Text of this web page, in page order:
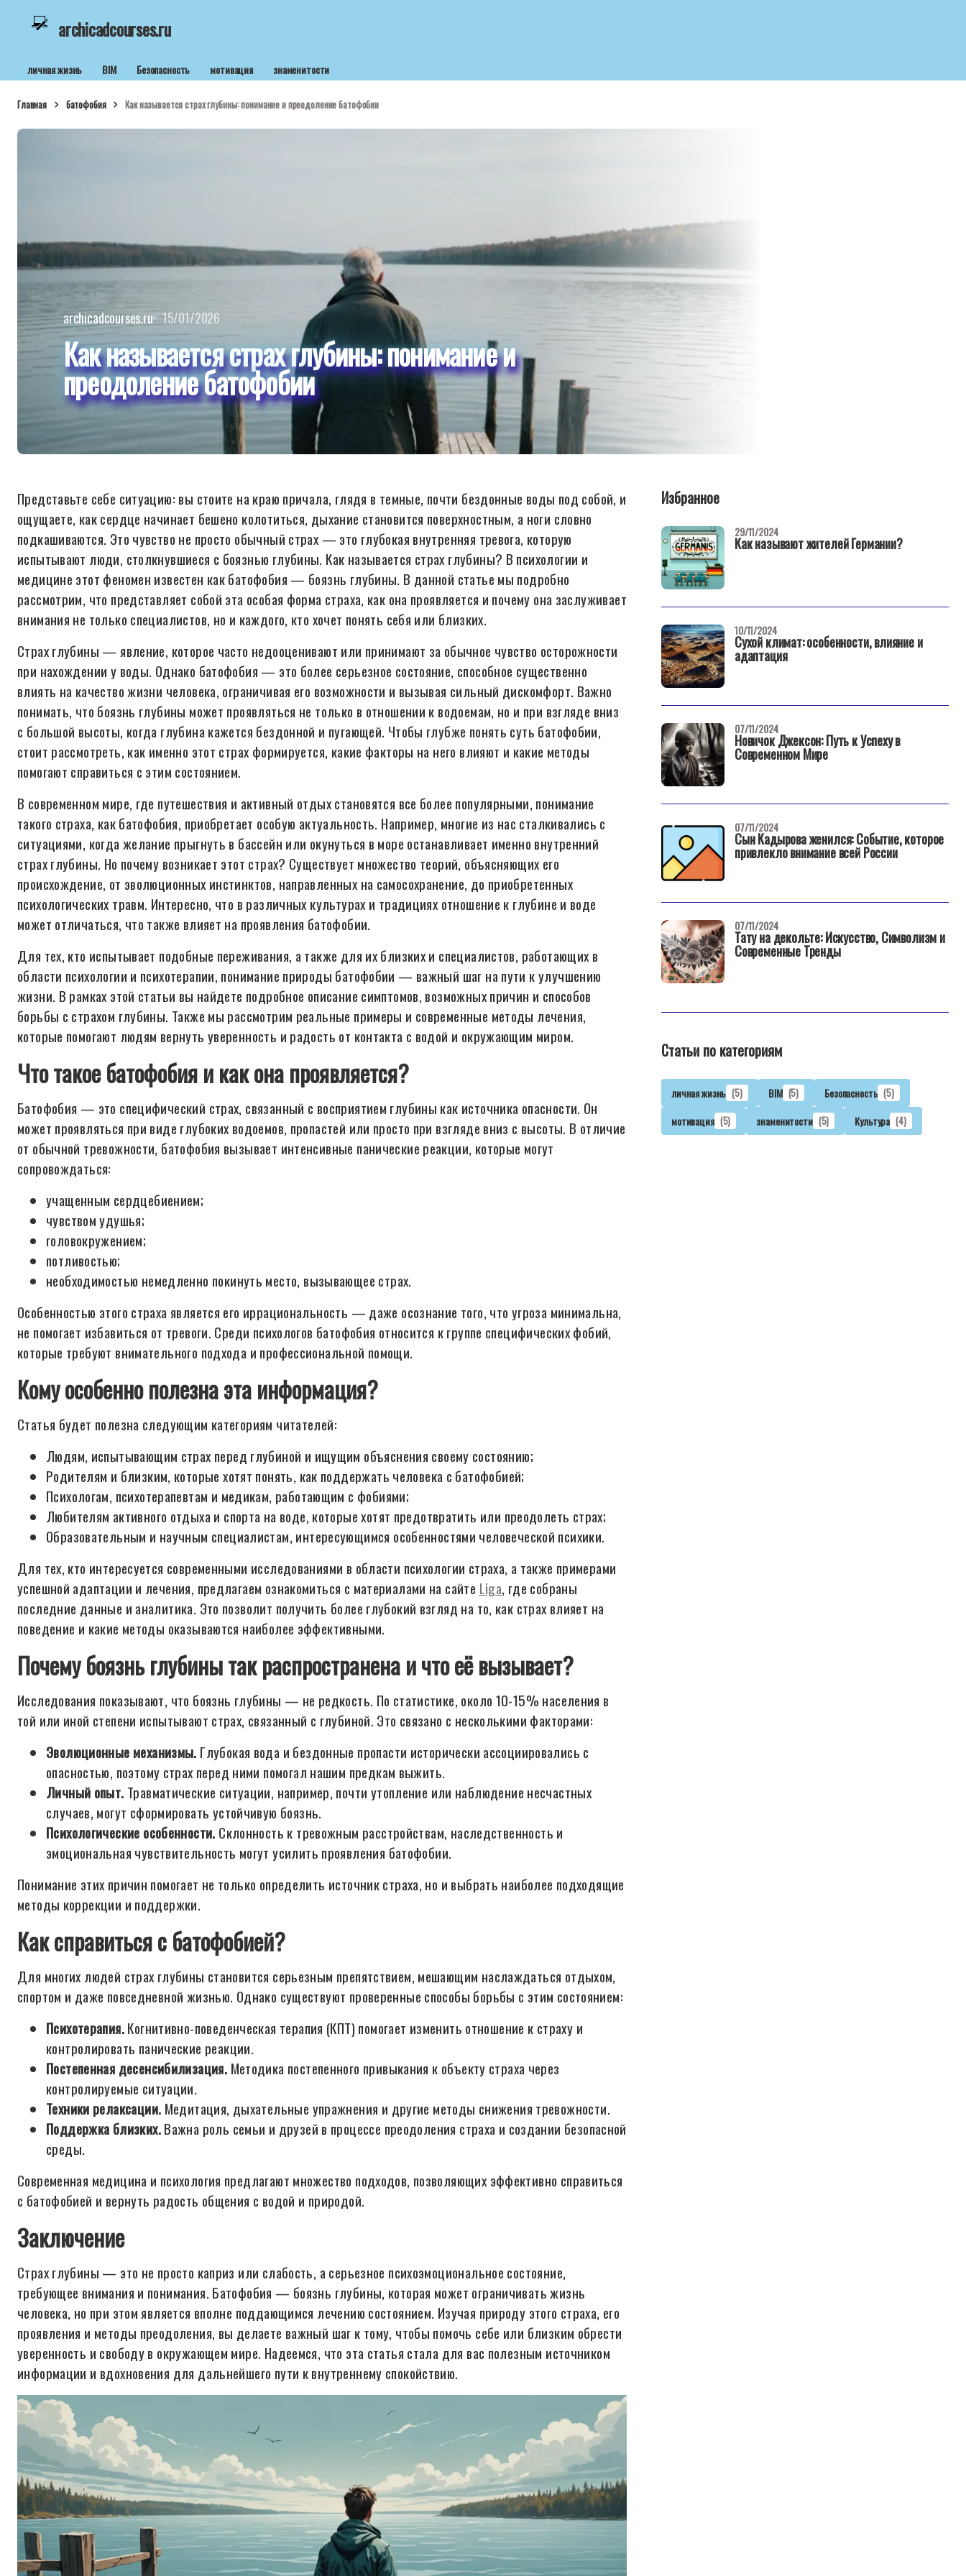
archicadcourses.ru
личная жизнь BIM Безопасность мотивация знаменитости
Главная батофобия Как называется страх глубины: понимание и преодоление батофобии
archicadcourses.ru 15/01/2026
Как называется страх глубины: понимание и
преодоление батофобии
Представьте себе ситуацию: вы стоите на краю причала, глядя в темные, почти бездонные воды под собой, и
ощущаете, как сердце начинает бешено колотиться, дыхание становится поверхностным, а ноги словно
подкашиваются. Это чувство не просто обычный страх — это глубокая внутренняя тревога, которую
испытывают люди, столкнувшиеся с боязнью глубины. Как называется страх глубины? В психологии и
медицине этот феномен известен как батофобия — боязнь глубины. В данной статье мы подробно
рассмотрим, что представляет собой эта особая форма страха, как она проявляется и почему она заслуживает
внимания не только специалистов, но и каждого, кто хочет понять себя или близких.
Страх глубины — явление, которое часто недооценивают или принимают за обычное чувство осторожности
при нахождении у воды. Однако батофобия — это более серьезное состояние, способное существенно
влиять на качество жизни человека, ограничивая его возможности и вызывая сильный дискомфорт. Важно
понимать, что боязнь глубины может проявляться не только в отношении к водоемам, но и при взгляде вниз
с большой высоты, когда глубина кажется бездонной и пугающей. Чтобы глубже понять суть батофобии,
стоит рассмотреть, как именно этот страх формируется, какие факторы на него влияют и какие методы
помогают справиться с этим состоянием.
В современном мире, где путешествия и активный отдых становятся все более популярными, понимание
такого страха, как батофобия, приобретает особую актуальность. Например, многие из нас сталкивались с
ситуациями, когда желание прыгнуть в бассейн или окунуться в море останавливает именно внутренний
страх глубины. Но почему возникает этот страх? Существует множество теорий, объясняющих его
происхождение, от эволюционных инстинктов, направленных на самосохранение, до приобретенных
психологических травм. Интересно, что в различных культурах и традициях отношение к глубине и воде
может отличаться, что также влияет на проявления батофобии.
Для тех, кто испытывает подобные переживания, а также для их близких и специалистов, работающих в
области психологии и психотерапии, понимание природы батофобии — важный шаг на пути к улучшению
жизни. В рамках этой статьи вы найдете подробное описание симптомов, возможных причин и способов
борьбы с страхом глубины. Также мы рассмотрим реальные примеры и современные методы лечения,
которые помогают людям вернуть уверенность и радость от контакта с водой и окружающим миром.
Что такое батофобия и как она проявляется?
Батофобия — это специфический страх, связанный с восприятием глубины как источника опасности. Он
может проявляться при виде глубоких водоемов, пропастей или просто при взгляде вниз с высоты. В отличие
от обычной тревожности, батофобия вызывает интенсивные панические реакции, которые могут
сопровождаться:
учащенным сердцебиением;
чувством удушья;
головокружением;
потливостью;
необходимостью немедленно покинуть место, вызывающее страх.
Особенностью этого страха является его иррациональность — даже осознание того, что угроза минимальна,
не помогает избавиться от тревоги. Среди психологов батофобия относится к группе специфических фобий,
которые требуют внимательного подхода и профессиональной помощи.
Кому особенно полезна эта информация?
Статья будет полезна следующим категориям читателей:
Людям, испытывающим страх перед глубиной и ищущим объяснения своему состоянию;
Родителям и близким, которые хотят понять, как поддержать человека с батофобией;
Психологам, психотерапевтам и медикам, работающим с фобиями;
Любителям активного отдыха и спорта на воде, которые хотят предотвратить или преодолеть страх;
Образовательным и научным специалистам, интересующимся особенностями человеческой психики.
Для тех, кто интересуется современными исследованиями в области психологии страха, а также примерами
успешной адаптации и лечения, предлагаем ознакомиться с материалами на сайте Liga, где собраны
последние данные и аналитика. Это позволит получить более глубокий взгляд на то, как страх влияет на
поведение и какие методы оказываются наиболее эффективными.
Почему боязнь глубины так распространена и что её вызывает?
Исследования показывают, что боязнь глубины — не редкость. По статистике, около 10-15% населения в
той или иной степени испытывают страх, связанный с глубиной. Это связано с несколькими факторами:
Эволюционные механизмы. Глубокая вода и бездонные пропасти исторически ассоциировались с
опасностью, поэтому страх перед ними помогал нашим предкам выжить.
Личный опыт. Травматические ситуации, например, почти утопление или наблюдение несчастных
случаев, могут сформировать устойчивую боязнь.
Психологические особенности. Склонность к тревожным расстройствам, наследственность и
эмоциональная чувствительность могут усилить проявления батофобии.
Понимание этих причин помогает не только определить источник страха, но и выбрать наиболее подходящие
методы коррекции и поддержки.
Как справиться с батофобией?
Для многих людей страх глубины становится серьезным препятствием, мешающим наслаждаться отдыхом,
спортом и даже повседневной жизнью. Однако существуют проверенные способы борьбы с этим состоянием:
Психотерапия.Когнитивно-поведенческая терапия (КПТ) помогает изменить отношение к страху и
контролировать панические реакции.
Постепенная десенсибилизация. Методика постепенного привыкания к объекту страха через
контролируемые ситуации.
Техники релаксации. Медитация, дыхательные упражнения и другие методы снижения тревожности.
Поддержка близких.Важна роль семьи и друзей в процессе преодоления страха и создании безопасной
среды.
Современная медицина и психология предлагают множество подходов, позволяющих эффективно справиться
с батофобией и вернуть радость общения с водой и природой.
Заключение
Страх глубины — это не просто каприз или слабость, а серьезное психоэмоциональное состояние,
требующее внимания и понимания. Батофобия — боязнь глубины, которая может ограничивать жизнь
человека, но при этом является вполне поддающимся лечению состоянием. Изучая природу этого страха, его
проявления и методы преодоления, вы делаете важный шаг к тому, чтобы помочь себе или близким обрести
уверенность и свободу в окружающем мире. Надеемся, что эта статья стала для вас полезным источником
информации и вдохновения для дальнейшего пути к внутреннему спокойствию.
Избранное
Как называют жителей Германии?
29/11/2024
Сухой климат: особенности, влияние и
адаптация
10/11/2024
Новичок Джексон: Путь к Успеху в
Современном Мире
07/11/2024
Сын Кадырова женился: Событие, которое
привлекло внимание всей России
07/11/2024
Тату на декольте: Искусство, Символизм и
Современные Тренды
07/11/2024
Статьи по категориям
личная жизнь (5) BIM (5) Безопасность (5)
мотивация (5) знаменитости (5) Культура (4)